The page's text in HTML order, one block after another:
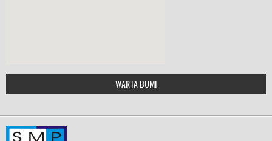
Google Maps Generator by
embedgooglemap.net
WARTA BUMI